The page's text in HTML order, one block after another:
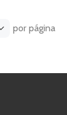
por página